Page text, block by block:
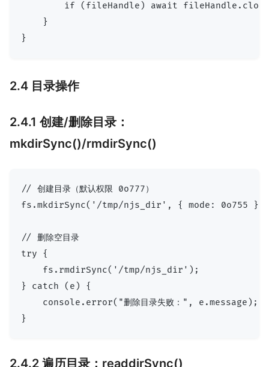
if (fileHandle) await
    }
2.4 目录操作
2.4.1 创建/删除目录：
mkdirSync()/rmdirSync()
// 创建目录（默认权限 0o777）
fs.mkdirSync('/tmp/njs_dir', { mode: 0o755
// 删除空目录
try {
    fs.rmdirSync('/tmp/njs_dir');
} catch (e) {
console.error("删除目录失败：", e.message); //
2.4.2 遍历目录：readdirSync()